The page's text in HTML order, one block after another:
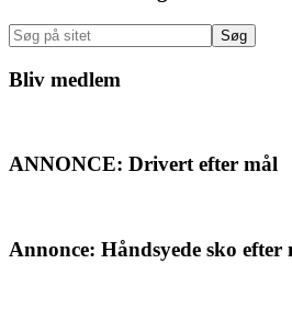
Sidebar
Søg
på
sitet
Bliv medlem
ANNONCE: Drivert efter mål
Annonce: Håndsyede sko efter